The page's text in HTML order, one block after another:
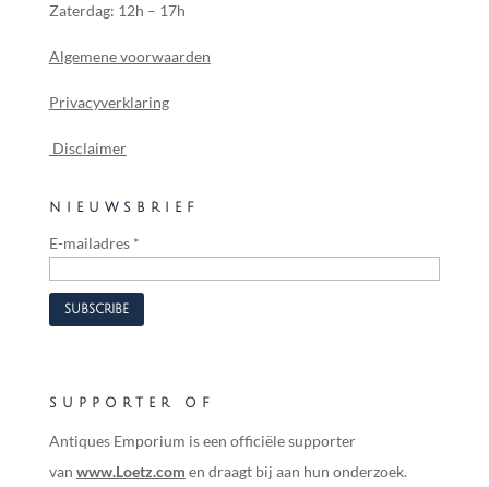
Zaterdag: 12h – 17h
Algemene voorwaarden
Privacyverklaring
Disclaimer
NIEUWSBRIEF
E-mailadres *
SUPPORTER OF
Antiques Emporium is een officiële supporter
van www.Loetz.com en draagt bij aan hun onderzoek.